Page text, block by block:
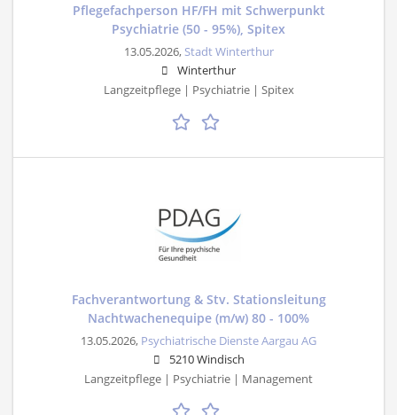
Pflegefachperson HF/FH mit Schwerpunkt
Psychiatrie (50 - 95%), Spitex
13.05.2026, Stadt Winterthur
Winterthur
Langzeitpflege | Psychiatrie | Spitex
Fachverantwortung & Stv. Stationsleitung
Nachtwachenequipe (m/w) 80 - 100%
13.05.2026, Psychiatrische Dienste Aargau AG
5210 Windisch
Langzeitpflege | Psychiatrie | Management